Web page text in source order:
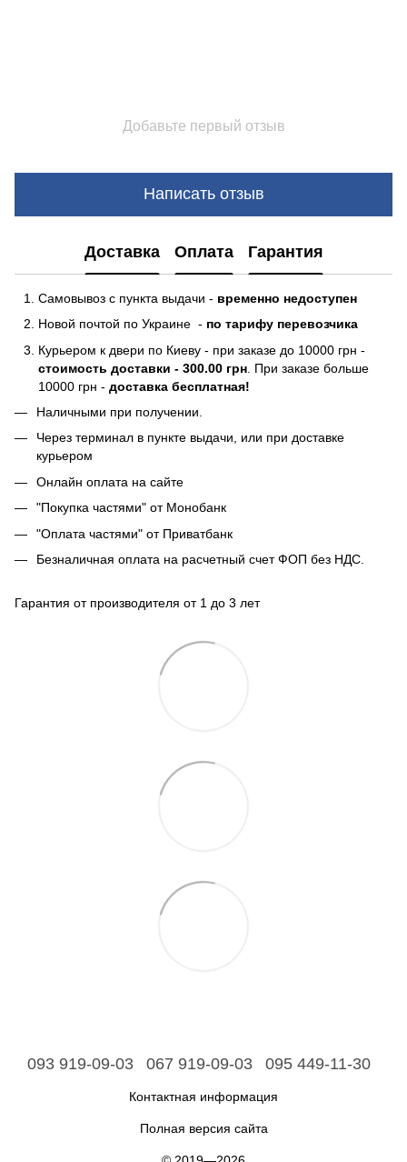
Добавьте первый отзыв
Написать отзыв
Доставка Оплата Гарантия
Самовывоз с пункта выдачи - временно недоступен
Новой почтой по Украине - по тарифу перевозчика
Курьером к двери по Киеву - при заказе до 10000 грн -
стоимость доставки - 300.00 грн . При заказе больше
10000 грн - доставка бесплатная!
Наличными при получении.
Через терминал в пункте выдачи, или при доставке
курьером
Онлайн оплата на сайте
"Покупка частями" от Монобанк
"Оплата частями" от Приватбанк
Безналичная оплата на расчетный счет ФОП без НДС.
Гарантия от производителя от 1 до 3 лет
093 919-09-03 067 919-09-03 095 449-11-30
Контактная информация
Полная версия сайта